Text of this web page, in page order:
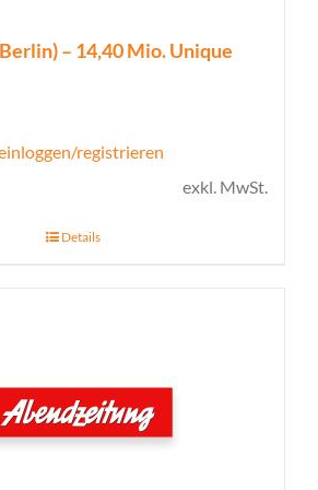
– 14,40 Mio. Unique
registrieren
exkl. MwSt.
Details